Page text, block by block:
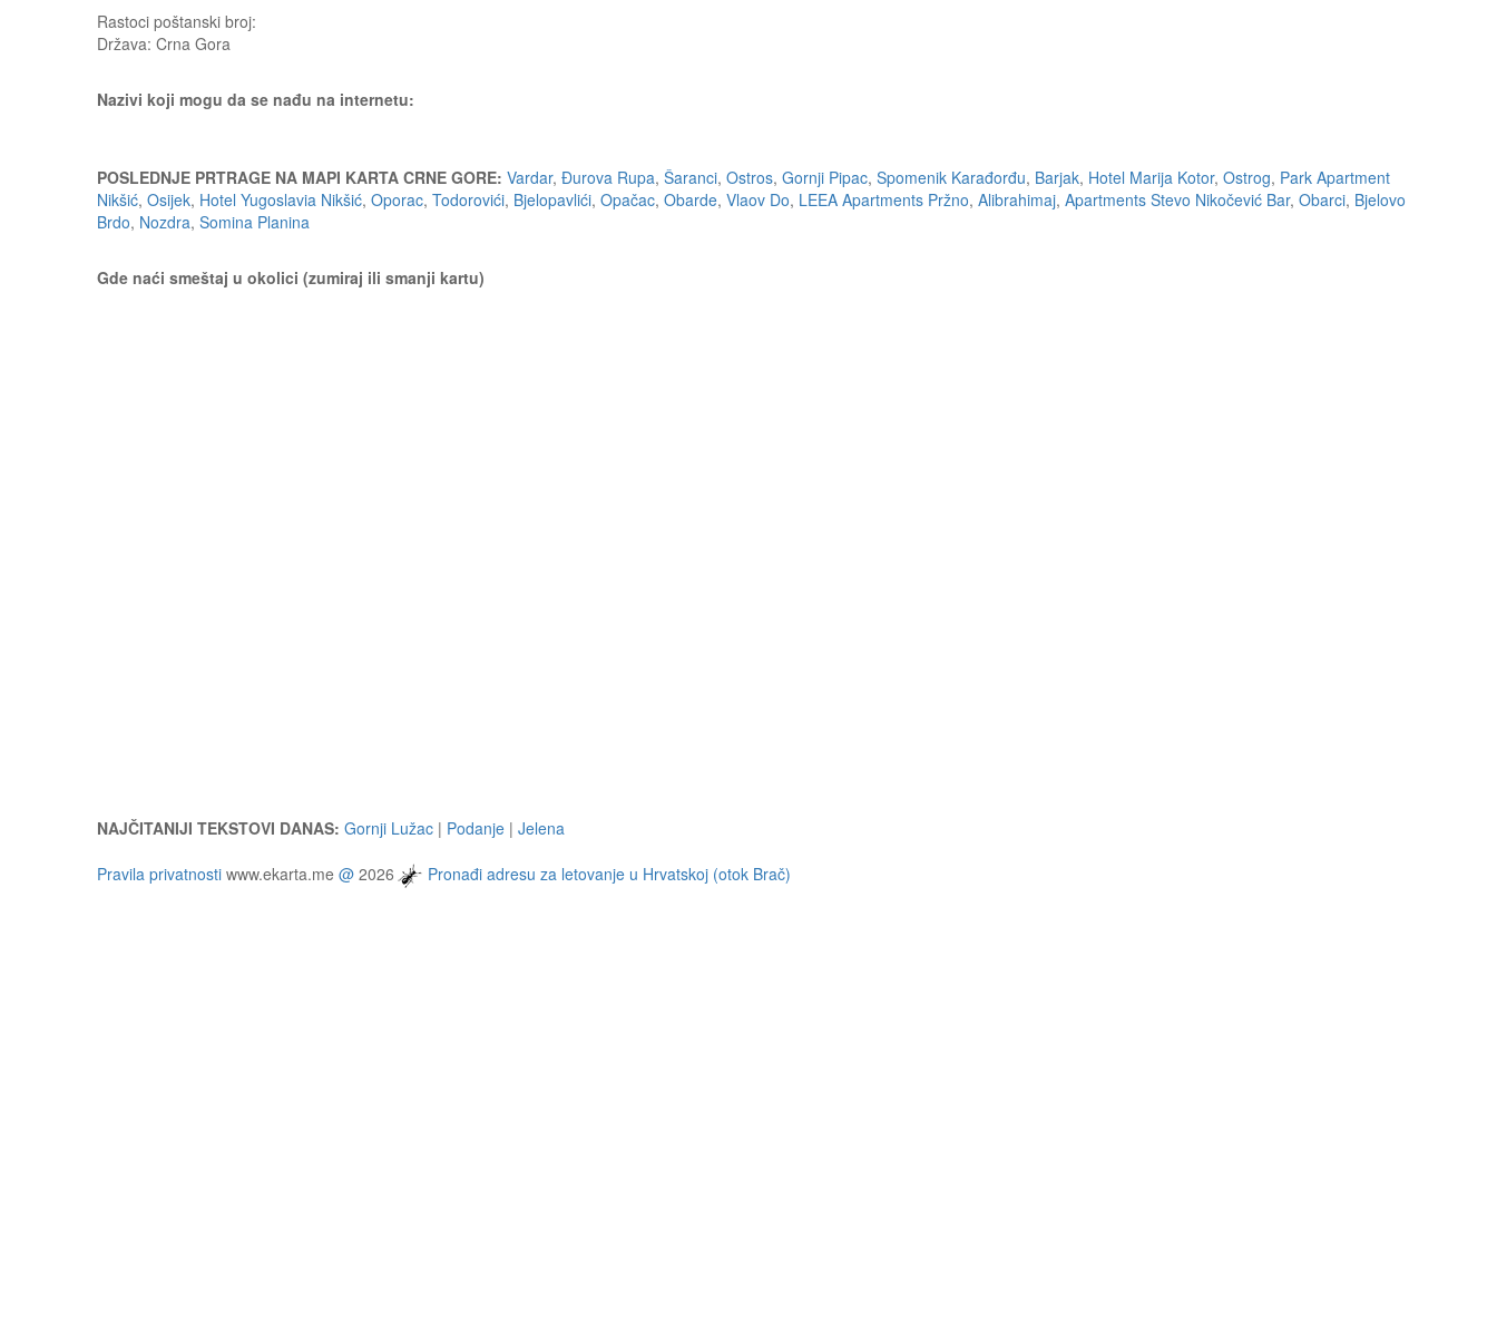
Rastoci poštanski broj:
Država: Crna Gora
Nazivi koji mogu da se nađu na internetu:
POSLEDNJE PRTRAGE NA MAPI KARTA CRNE GORE: Vardar, Đurova Rupa, Šaranci, Ostros, Gornji Pipac, Spomenik Karađorđu, Barjak, Hotel Marija Kotor, Ostrog, Park Apartment
Nikšić, Osijek, Hotel Yugoslavia Nikšić, Oporac, Todorovići, Bjelopavlići, Opačac, Obarde, Vlaov Do, LEEA Apartments Pržno, Alibrahimaj, Apartments Stevo Nikočević Bar, Obarci, Bjelovo
Brdo, Nozdra, Somina Planina
Gde naći smeštaj u okolici (zumiraj ili smanji kartu)
NAJČITANIJI TEKSTOVI DANAS: Gornji Lužac | Podanje | Jelena
Pravila privatnosti www.ekarta.me @ 2026 Pronađi adresu za letovanje u Hrvatskoj (otok Brač)